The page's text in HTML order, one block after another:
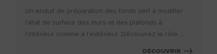
Un enduit de préparation des fonds sert à modifier
l’état de surface des murs et des plafonds à
l’intérieur comme à l’extérieur. Découvrez le rôle ...
DÉCOUVRIR